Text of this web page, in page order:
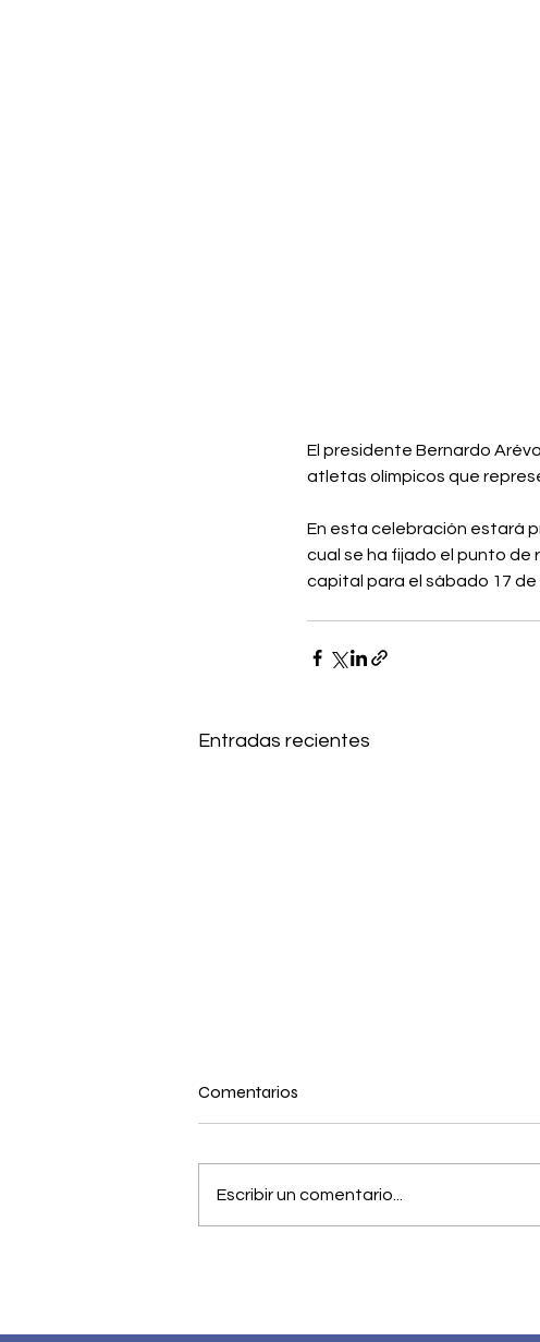
El presidente Bernardo
atletas olímpicos que
En esta celebración estará
cual se ha fijado el punto de
capital para el sábado 17
Entradas recientes
Marín Mollinedo
Comentarios
Escribir un comentario...